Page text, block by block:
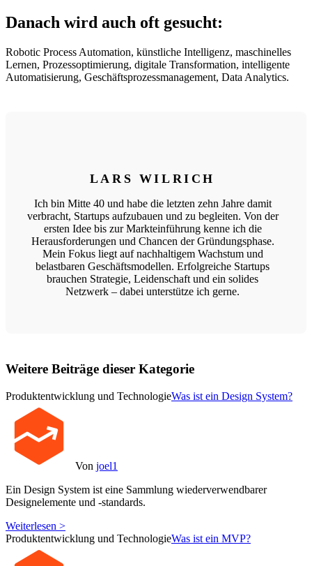
Danach wird auch oft gesucht:
Robotic Process Automation, künstliche Intelligenz, maschinelles
Lernen, Prozessoptimierung, digitale Transformation, intelligente
Automatisierung, Geschäftsprozessmanagement, Data Analytics.
LARS WILRICH
Ich bin Mitte 40 und habe die letzten zehn Jahre damit
verbracht, Startups aufzubauen und zu begleiten. Von der
ersten Idee bis zur Markteinführung kenne ich die
Herausforderungen und Chancen der Gründungsphase.
Mein Fokus liegt auf nachhaltigem Wachstum und
belastbaren Geschäftsmodellen. Erfolgreiche Startups
brauchen Strategie, Leidenschaft und ein solides
Netzwerk – dabei unterstütze ich gerne.
Weitere Beiträge dieser Kategorie
Produktentwicklung und TechnologieWas ist ein Design System?
Von joel1
Ein Design System ist eine Sammlung wiederverwendbarer
Designelemente und -standards.
Weiterlesen >
Produktentwicklung und TechnologieWas ist ein MVP?